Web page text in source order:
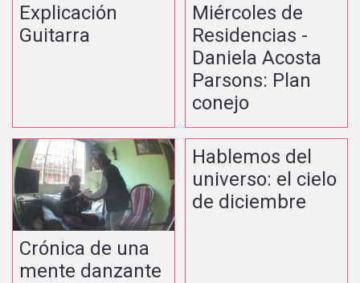
Explicación
Guitarra
Miércoles de
Residencias -
Daniela Acosta
Parsons: Plan
conejo
Crónica de una
mente danzante
Hablemos del
universo: el cielo
de diciembre